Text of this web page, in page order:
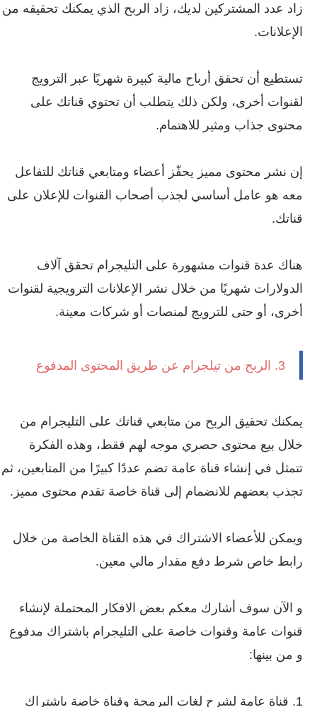
زاد عدد المشتركين لديك، زاد الربح الذي يمكنك تحقيقه من
الإعلانات.
تستطيع أن تحقق أرباح مالية كبيرة شهريًا عبر الترويج
لقنوات أخرى، ولكن ذلك يتطلب أن تحتوي قناتك على
محتوى جذاب ومثير للاهتمام.
إن نشر محتوى مميز يحفّز أعضاء ومتابعي قناتك للتفاعل
معه هو عامل أساسي لجذب أصحاب القنوات للإعلان على
قناتك.
هناك عدة قنوات مشهورة على التليجرام تحقق آلاف
الدولارات شهريًا من خلال نشر الإعلانات الترويجية لقنوات
أخرى، أو حتى للترويج لمنصات أو شركات معينة.
3. الربح من تيلجرام عن طريق المحتوى المدفوع
يمكنك تحقيق الربح من متابعي قناتك على التليجرام من
خلال بيع محتوى حصري موجه لهم فقط، وهذه الفكرة
تتمثل في إنشاء قناة عامة تضم عددًا كبيرًا من المتابعين، ثم
تجذب بعضهم للانضمام إلى قناة خاصة تقدم محتوى مميز.
ويمكن للأعضاء الاشتراك في هذه القناة الخاصة من خلال
رابط خاص شرط دفع مقدار مالي معين.
و الآن سوف أشارك معكم بعض الافكار المحتملة لإنشاء
قنوات عامة وقنوات خاصة على التليجرام باشتراك مدفوع
و من بينها:
1. قناة عامة لشرح لغات البرمجة وقناة خاصة باشتراك